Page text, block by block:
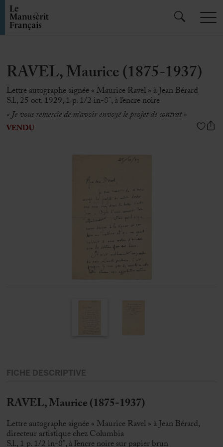
RAVEL, Maurice (1875-1937)
Lettre autographe signée « Maurice Ravel » à Jean Bérard
S.l., 25 oct. 1929, 1 p. 1/2 in-8°, à l’encre noire
« Je vous remercie de m’avoir envoyé le projet de contrat »
VENDU
FICHE DESCRIPTIVE
RAVEL, Maurice (1875-1937)
Lettre autographe signée « Maurice Ravel » à Jean Bérard,
directeur artistique chez Columbia